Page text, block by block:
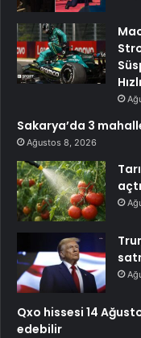
Sakarya’da 3
Ağustos 8, 2026
Qxo hissesi 14
edebilir